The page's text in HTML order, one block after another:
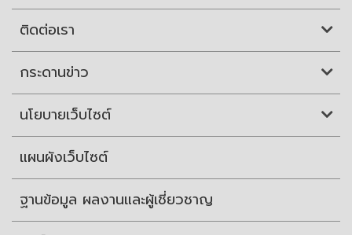
ติดต่อเรา
กระดานข่าว
นโยบายเว็บไซต์
แผนผังเว็บไซต์
ฐานข้อมูล ผลงานและผู้เชี่ยวชาญ